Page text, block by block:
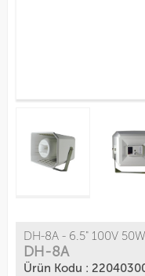
DH-8A - 6.5" 100V
DH-8A
Ürün Kodu :